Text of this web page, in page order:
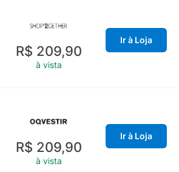
R$ 209,90
à vista
Ir à Loja
R$ 209,90
à vista
Ir à Loja